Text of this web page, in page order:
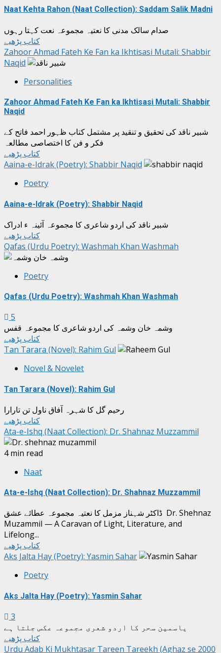
Naat Kehta Rahon (Naat Collection): Saddam Salik Madni
صدام سالک مدنی کا نعتیہ مجموعہ نعت کہتا رہوں
کتاب پڑھیے
Zahoor Ahmad Fateh Ke Fan ka Ikhtisasi Mutali: Shabbir
Naqid
Personalities
Zahoor Ahmad Fateh Ke Fan ka Ikhtisasi Mutali: Shabbir
Naqid
شبیر ناقد کی تحقیق و تنقید پر مشتمل کتاب ظہور احمد فاتح کے
کتاب پڑھیے
Aaina-e-Idrak (Poetry): Shabbir Naqid
Poetry
Aaina-e-Idrak (Poetry): Shabbir Naqid
شبیر ناقد کی اردو شاعری کا مجموعہ آئینہ ء ادراک
کتاب پڑھیے
Qafas (Urdu Poetry): Washmah Khan Washmah
Poetry
Qafas (Urdu Poetry): Washmah Khan Washmah
5
وشمہ خان وشمہ کی اردو شاعری کا مجموعہ قفس
کتاب پڑھیے
Tan Tarara (Novel): Rahim Gul
Novel & Novelet
Tan Tarara (Novel): Rahim Gul
رحیم گل کا شہرہ آفاق ناول تن تارارا
کتاب پڑھیے
Ata-e-Ishq (Naat Collection): Dr. Shahnaz Muzzammil
4 min read
Naat
Ata-e-Ishq (Naat Collection): Dr. Shahnaz Muzzammil
ڈاکٹر شہناز مزمل کا نعتیہ مجموعہ عطائے عشق Dr. Shehnaz
Muzammil — A Caravan of Light, Literature, and
Lifelong...
کتاب پڑھیے
Aks Jalta Hay (Poetry): Yasmin Sahar
Poetry
Aks Jalta Hay (Poetry): Yasmin Sahar
3
کتاب پڑھیے
Urdu Adab Ki Mukhtasar Tareen Tareekh (Aghaz se 2000